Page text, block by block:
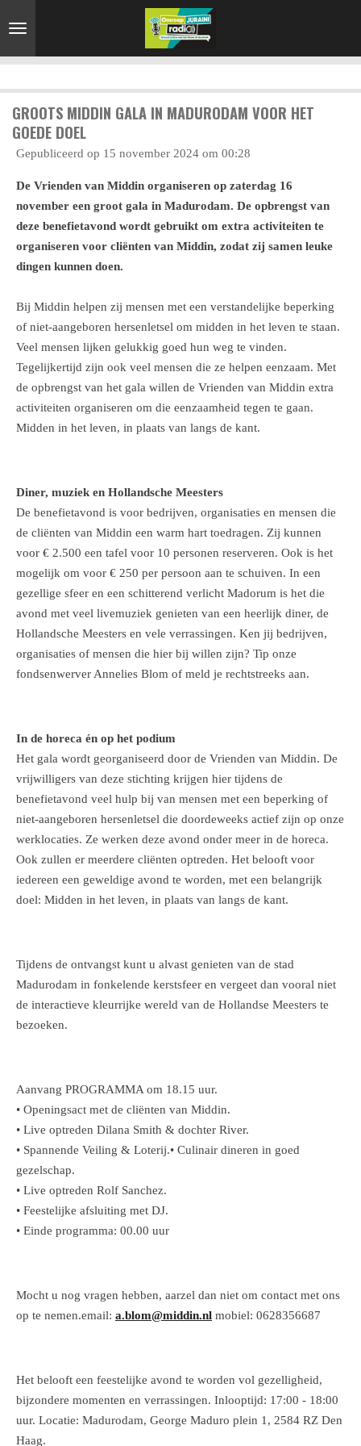
direct
naar
GROOTS MIDDIN GALA IN MADURODAM VOOR HET
GOEDE DOEL
Gepubliceerd op 15 november 2024 om 00:28
De Vrienden van Middin organiseren op zaterdag 16
november een groot gala in Madurodam. De opbrengst van
deze benefietavond wordt gebruikt om extra activiteiten te
organiseren voor cliënten van Middin, zodat zij samen leuke
dingen kunnen doen.
Bij Middin helpen zij mensen met een verstandelijke beperking
of niet-aangeboren hersenletsel om midden in het leven te staan.
Veel mensen lijken gelukkig goed hun weg te vinden.
Tegelijkertijd zijn ook veel mensen die ze helpen eenzaam. Met
de opbrengst van het gala willen de Vrienden van Middin extra
activiteiten organiseren om die eenzaamheid tegen te gaan.
Midden in het leven, in plaats van langs de kant.
Diner, muziek en Hollandsche Meesters
De benefietavond is voor bedrijven, organisaties en mensen die
de cliënten van Middin een warm hart toedragen. Zij kunnen
voor € 2.500 een tafel voor 10 personen reserveren. Ook is het
mogelijk om voor € 250 per persoon aan te schuiven. In een
gezellige sfeer en een schitterend verlicht Madorum is het die
avond met veel livemuziek genieten van een heerlijk diner, de
Hollandsche Meesters en vele verrassingen. Ken jij bedrijven,
organisaties of mensen die hier bij willen zijn? Tip onze
fondsenwerver Annelies Blom of meld je rechtstreeks aan.
In de horeca én op het podium
Het gala wordt georganiseerd door de Vrienden van Middin. De
vrijwilligers van deze stichting krijgen hier tijdens de
benefietavond veel hulp bij van mensen met een beperking of
niet-aangeboren hersenletsel die doordeweeks actief zijn op onze
werklocaties. Ze werken deze avond onder meer in de horeca.
Ook zullen er meerdere cliënten optreden. Het belooft voor
iedereen een geweldige avond te worden, met een belangrijk
doel: Midden in het leven, in plaats van langs de kant.
Tijdens de ontvangst kunt u alvast genieten van de stad
Madurodam in fonkelende kerstsfeer en vergeet dan vooral niet
de interactieve kleurrijke wereld van de Hollandse Meesters te
bezoeken.
Aanvang PROGRAMMA om 18.15 uur.
• Openingsact met de cliënten van Middin.
• Live optreden Dilana Smith & dochter River.
• Spannende Veiling & Loterij.• Culinair dineren in goed
gezelschap.
• Live optreden Rolf Sanchez.
• Feestelijke afsluiting met DJ.
• Einde programma: 00.00 uur
Mocht u nog vragen hebben, aarzel dan niet om contact met ons
op te nemen.email: a.blom@middin.nl mobiel: 0628356687
Het belooft een feestelijke avond te worden vol gezelligheid,
bijzondere momenten en verrassingen. Inlooptijd: 17:00 - 18:00
uur. Locatie: Madurodam, George Maduro plein 1, 2584 RZ Den
Haag.